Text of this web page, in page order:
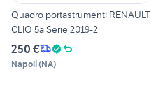
Quadro portastrumenti RENAULT
CLIO 5a Serie 2019-2
250 €
Napoli(NA)